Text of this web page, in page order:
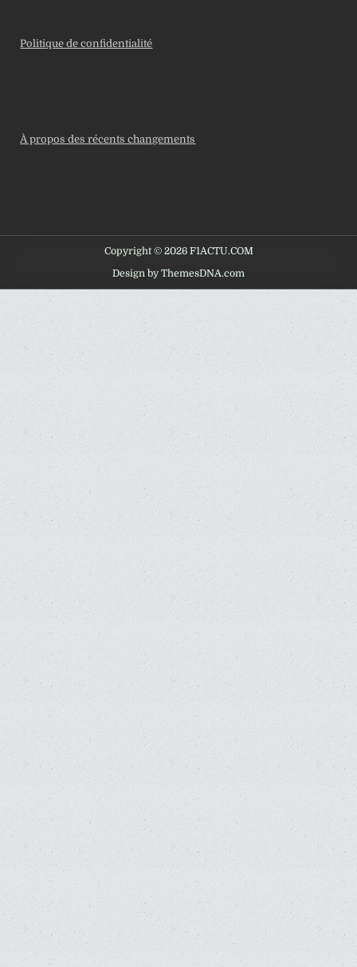
Politique de confidentialité
À propos des récents changements
Copyright © 2026 F1ACTU.COM
Design by ThemesDNA.com